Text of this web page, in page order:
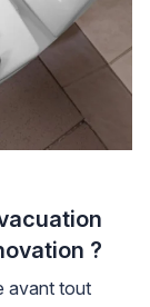
?
avant tout